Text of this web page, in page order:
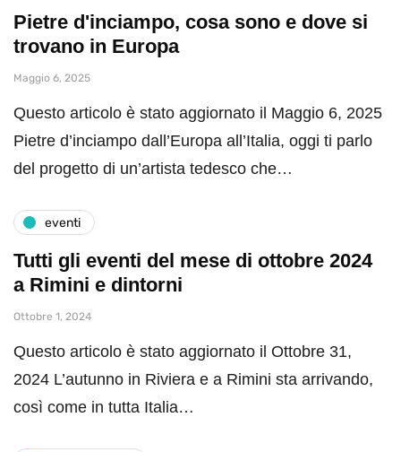
Pietre d'inciampo, cosa sono e dove si
trovano in Europa
Maggio 6, 2025
Questo articolo è stato aggiornato il Maggio 6, 2025
Pietre d’inciampo dall’Europa all’Italia, oggi ti parlo
del progetto di un’artista tedesco che…
eventi
Tutti gli eventi del mese di ottobre 2024
a Rimini e dintorni
Ottobre 1, 2024
Questo articolo è stato aggiornato il Ottobre 31,
2024 L’autunno in Riviera e a Rimini sta arrivando,
così come in tutta Italia…